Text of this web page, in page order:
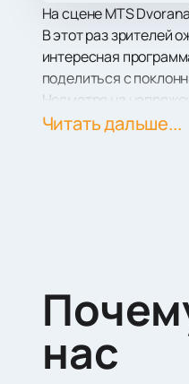
На сцене MTS
В этот раз зрителей
интересная
поделиться с
Несмотря на
родными и близкими,
Читать дальше...
нас